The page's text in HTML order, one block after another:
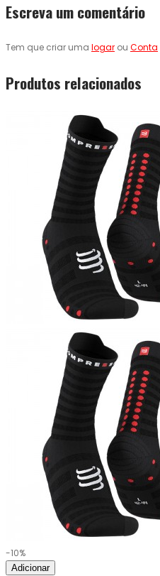
Escreva um comentário
Tem que criar uma logar ou Conta
Produtos relacionados
-10%
Adicionar